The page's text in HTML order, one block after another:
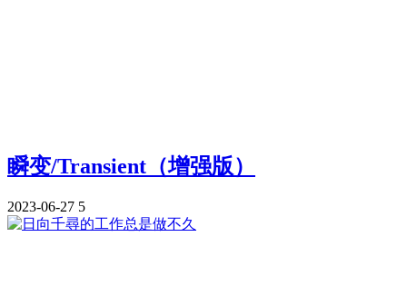
瞬变/Transient（增强版）
2023-06-27 5